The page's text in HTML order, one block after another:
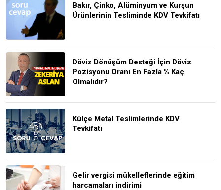
Bakır, Çinko, Alüminyum ve Kurşun
Ürünlerinin Tesliminde KDV Tevkifatı
Döviz Dönüşüm Desteği İçin Döviz
Pozisyonu Oranı En Fazla % Kaç
Olmalıdır?
Külçe Metal Teslimlerinde KDV
Tevkifatı
Gelir vergisi mükelleflerinde eğitim
harcamaları indirimi